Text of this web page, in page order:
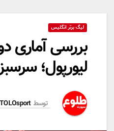
لیگ برتر انگلیس
بررسی آماری
لیورپول؛
توسط TOLOsport